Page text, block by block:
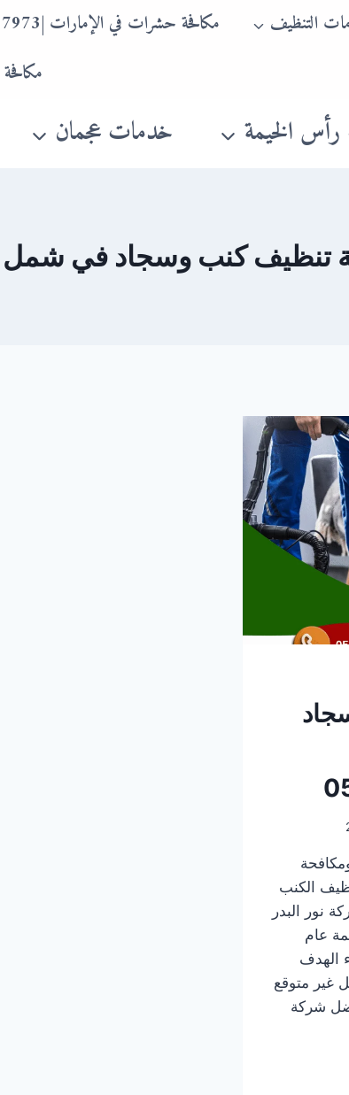
التنظيف مكافحة حشرات في الإمارات |0505337973
الخيمة خدمات عجمان
كنب وسجاد في شمل رأس
منذ 2011 في تنظيف الكنب
نور البدر
عام
الهدف
غير متوقع
شركة